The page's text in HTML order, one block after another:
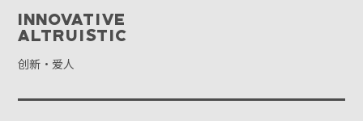
Innovative
Altruistic
创新·爱人